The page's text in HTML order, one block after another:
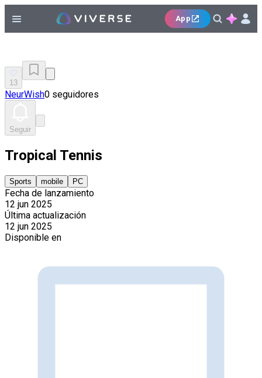
App
13
NeurWish0 seguidores
Seguir
Tropical Tennis
Sports mobile PC
Fecha de lanzamiento
12 jun 2025
Última actualización
12 jun 2025
Disponible en